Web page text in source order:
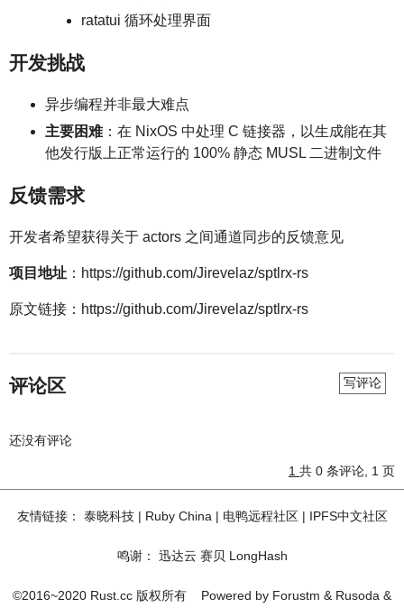
ratatui 循环处理界面
开发挑战
异步编程并非最大难点
主要困难：在 NixOS 中处理 C 链接器，以生成能在其
他发行版上正常运行的 100% 静态 MUSL 二进制文件
反馈需求
开发者希望获得关于 actors 之间通道同步的反馈意见
项目地址 ：https://github.com/Jirevelaz/sptlrx-rs
原文链接：https://github.com/Jirevelaz/sptlrx-rs
评论区 写评论
还没有评论
1 共 0 条评论, 1 页
友情链接： 泰晓科技| Ruby China| 电鸭远程社区| IPFS中文社区
鸣谢： 迅达云 赛贝 LongHash
©2016~2020 Rust.cc 版权所有 Powered by Forustm & Rusoda &